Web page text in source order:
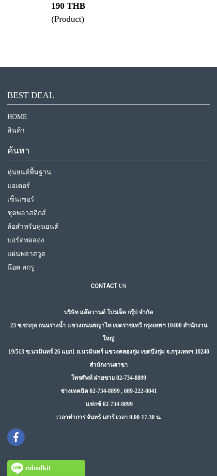
190 THB
(Product)
BEST DEAL
HOME
สินค้า
ค้นหา
หุ่นยนต์พื้นฐาน
มอเตอร์
เซ็นเซอร์
ชุดพลาสติกส์
ล้อสำหรับหุ่นยนต์
บอร์ดทดลอง
แผ่นพลาสวูด
น๊อต สกรู
CONTACTUS
บริษัท แอ๊ดวานด์ โปรเจ็ค กรุ๊ป จำกัด
23 ซ.ชวกุล ถนนรางน้ำ แขวงถนนพญาไท เขตราชเทวี กรุงเทพฯ 10400 สำนักงาน
ใหญ่
19/513 ซ.นวมินทร์ 26 แยก1 ถ.นวมินทร์ แขวงคลองกุ่ม เขตบึงกุ่ม จ.กรุงเทพฯ 10240
สำนักงานสาขา
โทรศัพท์ ฝ่ายขาย 02-734-8899
ช่างเทคนิค 02-734-8899 , 089-222-8041
แฟกซ์ 02-734-8899
เวลาทำการ จันทร์-เสาร์ เวลา 9.00-17.30 น.
robodkit